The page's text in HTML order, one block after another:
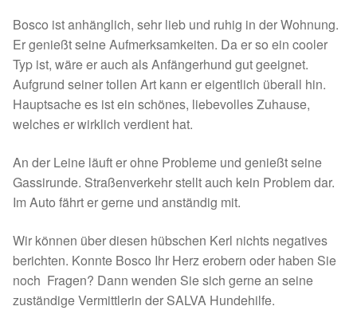
Juli bis Dezember 2022
Januar bis Juni 2022
Spenden 2021
Juli bis Dezember 2021
Fördermitgliedschaft
Tierschutz
Auslandstierschutz
Bosco ist anhänglich, sehr lieb und ruhig in der Wohnung.
Er genießt seine Aufmerksamkeiten. Da er so ein cooler
Typ ist, wäre er auch als Anfängerhund gut geeignet.
Aufgrund seiner tollen Art kann er eigentlich überall hin.
Hauptsache es ist ein schönes, liebevolles Zuhause,
welches er wirklich verdient hat.
An der Leine läuft er ohne Probleme und genießt seine
Gassirunde. Straßenverkehr stellt auch kein Problem dar.
Im Auto fährt er gerne und anständig mit.
Wir können über diesen hübschen Kerl nichts negatives
berichten. Konnte Bosco Ihr Herz erobern oder haben Sie
noch Fragen? Dann wenden Sie sich gerne an seine
zuständige Vermittlerin der SALVA Hundehilfe.